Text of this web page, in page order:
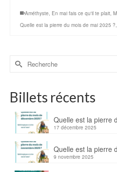
Améthyste, En mai fais ce qu'il te plait,
Quelle est la pierre du mois de mai 2025 ?,
Billets récents
Quelle est la pierre
17 décembre 2025
Quelle est la pierre
9 novembre 2025